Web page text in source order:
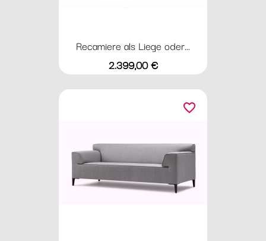
Recamiere als Liege oder...
Preis
2.399,00 €
favorite_border